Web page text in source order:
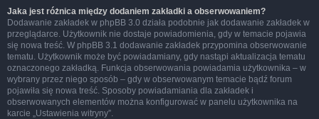
Jaka jest różnica między dodaniem zakładki a obserwowaniem?
Dodawanie zakładek w phpBB 3.0 działa podobnie jak dodawanie zakładek w
przeglądarce. Użytkownik nie dostaje powiadomienia, gdy w temacie pojawia
się nowa treść. W phpBB 3.1 dodawanie zakładek przypomina obserwowanie
tematu. Użytkownik może być powiadamiany, gdy nastąpi aktualizacja tematu
oznaczonego zakładką. Funkcja obserwowania powiadamia użytkownika – w
wybrany przez niego sposób – gdy w obserwowanym temacie bądź forum
pojawiła się nowa treść. Sposoby powiadamiania dla zakładek i
obserwowanych elementów można konfigurować w panelu użytkownika na
karcie „Ustawienia witryny”.